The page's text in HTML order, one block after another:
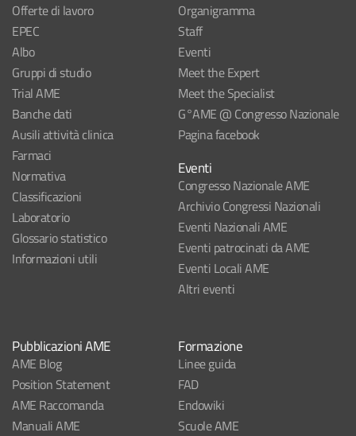
Offerte di lavoro
EPEC
Albo
Gruppi di studio
Trial AME
Banche dati
Ausili attività clinica
Farmaci
Normativa
Classificazioni
Laboratorio
Glossario statistico
Informazioni utili
Organigramma
Staff
Eventi
Meet the Expert
Meet the Specialist
G°AME @ Congresso Nazionale
Pagina facebook
Eventi
Congresso Nazionale AME
Archivio Congressi Nazionali
Eventi Nazionali AME
Eventi patrocinati da AME
Eventi Locali AME
Altri eventi
Pubblicazioni AME
AME Blog
Position Statement
AME Raccomanda
Manuali AME
Formazione
Linee guida
FAD
Endowiki
Scuole AME